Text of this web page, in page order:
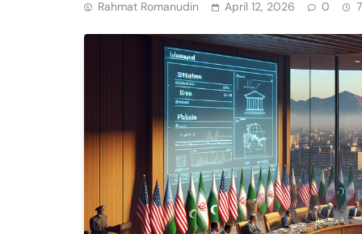
Rahmat Romanudin April 12, 2026 0